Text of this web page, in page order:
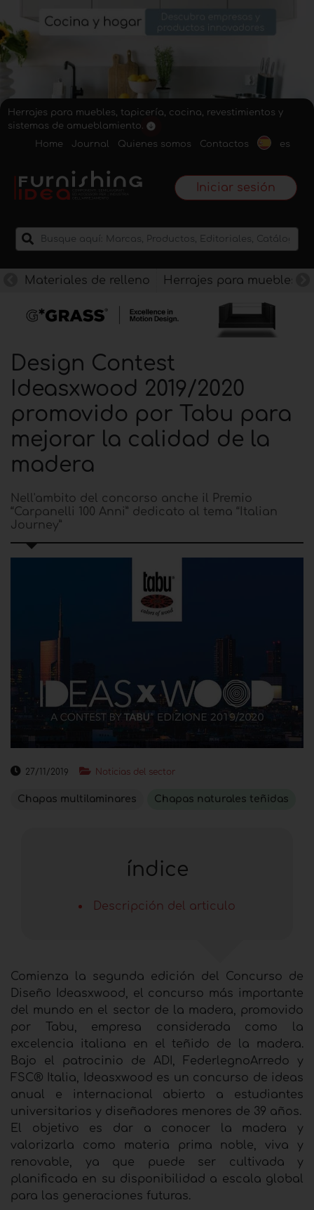
Herrajes para muebles, tapicería, cocina, revestimientos y
sistemas de amueblamiento.
Home
Journal Quienes somos Contactos es
Iniciar sesión
Materiales de relleno Herrajes para muebles
Design Contest
Ideasxwood 2019/2020
promovido por Tabu para
mejorar la calidad de la
madera
Nell'ambito del concorso anche il Premio
“Carpanelli 100 Anni” dedicato al tema “Italian
Journey”
27/11/2019 Noticias del sector
Chapas multilaminares Chapas naturales teñidas
índice
Descripción del articulo
Comienza la segunda edición del Concurso de
Diseño Ideasxwood, el concurso más importante
del mundo en el sector de la madera, promovido
por Tabu, empresa considerada como la
excelencia italiana en el teñido de la madera.
Bajo el patrocinio de ADI, FederlegnoArredo y
FSC® Italia, Ideasxwood es un concurso de ideas
anual e internacional abierto a estudiantes
universitarios y diseñadores menores de 39 años.
El objetivo es dar a conocer la madera y
valorizarla como materia prima noble, viva y
renovable, ya que puede ser cultivada y
planificada en su disponibilidad a escala global
para las generaciones futuras.